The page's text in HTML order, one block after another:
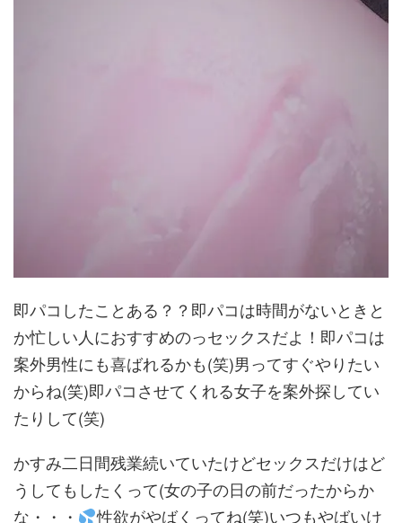
即パコしたことある？？即パコは時間がないときと
か忙しい人におすすめのっセックスだよ！即パコは
案外男性にも喜ばれるかも(笑)男ってすぐやりたい
からね(笑)即パコさせてくれる女子を案外探してい
たりして(笑)
かすみ二日間残業続いていたけどセックスだけはど
うしてもしたくって(女の子の日の前だったからか
な・・・
性欲がやばくってね(笑)いつもやばいけ